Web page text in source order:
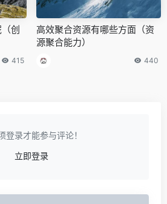
创
415
高效聚合资源有哪些方面（资
源聚合能力）
440
登录才能参与评论！
立即登录